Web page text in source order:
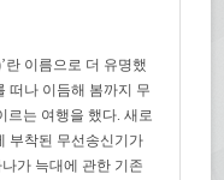
란 이름으로 더 유명했
떠나 이듬해 봄까지 무
르는 여행을 했다. 새로
부착된 무선송신기가
가 늑대에 관한 기존